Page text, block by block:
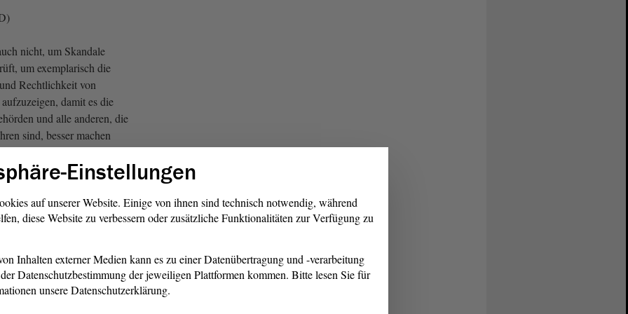
nicht, um Skandale
um exemplarisch die
Rechtlichkeit von
damit es die
und alle anderen, die
sind, besser machen
und
das, was Sie hier
Ziel ganz nützlich sein,
nicht richtig. Damit wir
lange reden und uns
verplausibilisieren
irgendwann alle begriffen
auch eines schönen Tages;
Einstellungen
auf unserer Website. Einige von ihnen sind technisch notwendig, während
diese Website zu verbessern oder zusätzliche Funktionalitäten zur Verfügung zu
Inhalten externer Medien kann es zu einer Datenübertragung und -verarbeitung
Datenschutzbestimmung der jeweiligen Plattformen kommen. Bitte lesen Sie für
unsere Datenschutzerklärung.